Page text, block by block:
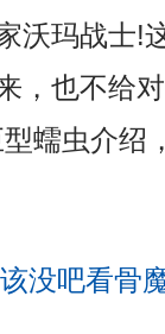
沃玛战士!
，也不给
蠕虫介绍
没吧看骨